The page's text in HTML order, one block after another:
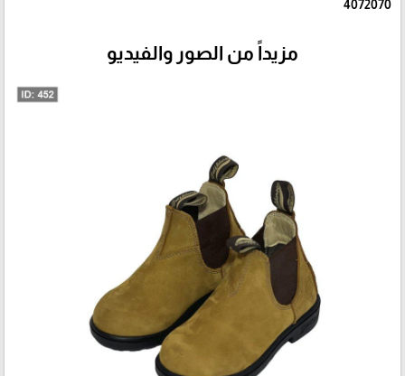
4072070
مزيداً من الصور والفيديو